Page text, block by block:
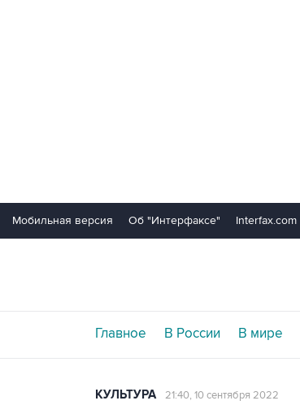
Мобильная версия Об "Интерфаксе" Interfax.com
Главное В России В мире
КУЛЬТУРА 21:40, 10 сентября 2022